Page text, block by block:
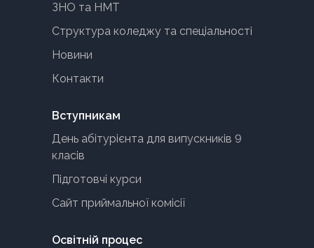
ЗНО та НМТ
Структура коледжу та спеціальності
Новини
Контакти
Вступникам
День абітурієнта для випускників 9
класів
Підготовчі курси
Сайт приймальної комісії
Освітній процес